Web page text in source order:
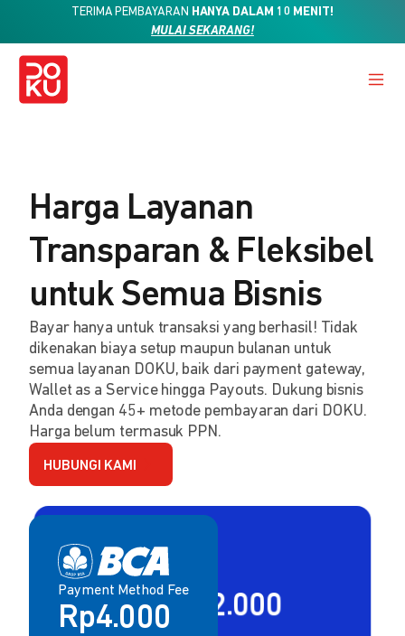
TERIMA PEMBAYARAN HANYA DALAM 10 MENIT!
MULAI SEKARANG!
Harga Layanan
Transparan & Fleksibel
untuk Semua Bisnis
Bayar hanya untuk transaksi yang berhasil! Tidak
dikenakan biaya setup maupun bulanan untuk
semua layanan DOKU, baik dari payment gateway,
Wallet as a Service hingga Payouts. Dukung bisnis
Anda dengan 45+ metode pembayaran dari DOKU.
Harga belum termasuk PPN.
HUBUNGI KAMI
Payment Method Fee
Rp4.000
Payment Method Fee
2,80% + Rp2.000